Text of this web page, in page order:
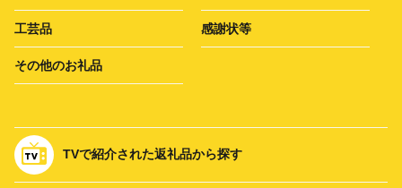
工芸品 感謝状等
その他のお礼品
TVで紹介された返礼品から探す